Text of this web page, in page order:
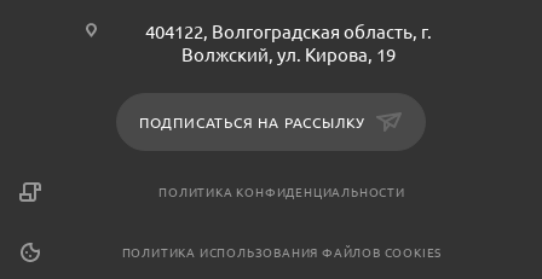
404122, Волгоградская область, г.
Волжский, ул. Кирова, 19
ПОДПИСАТЬСЯ НА РАССЫЛКУ
ПОЛИТИКА КОНФИДЕНЦИАЛЬНОСТИ
ПОЛИТИКА ИСПОЛЬЗОВАНИЯ ФАЙЛОВ COOKIES